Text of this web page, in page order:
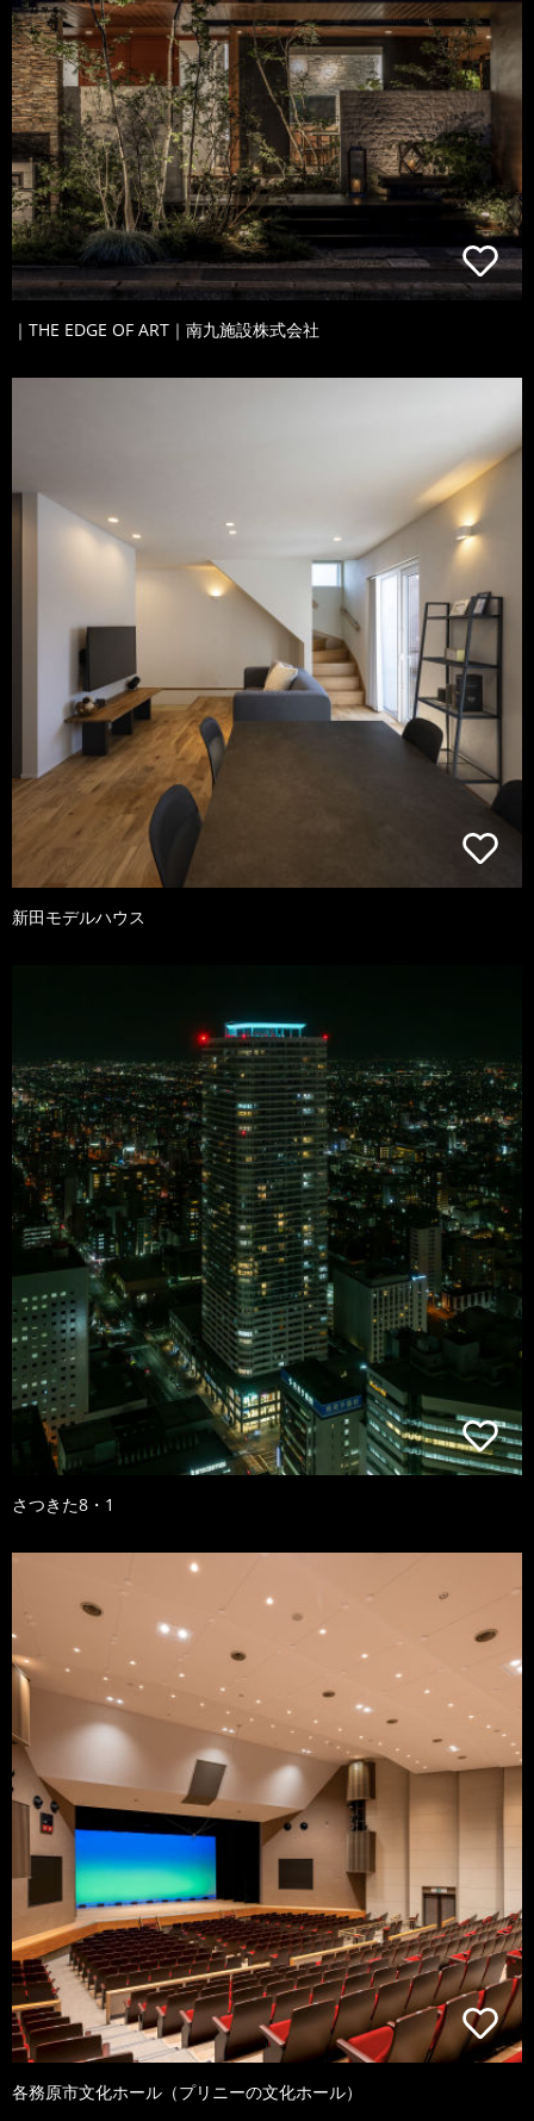
｜THE EDGE OF ART｜南九施設株式会社
新田モデルハウス
さつきた8・1
各務原市文化ホール（プリニーの文化ホール）